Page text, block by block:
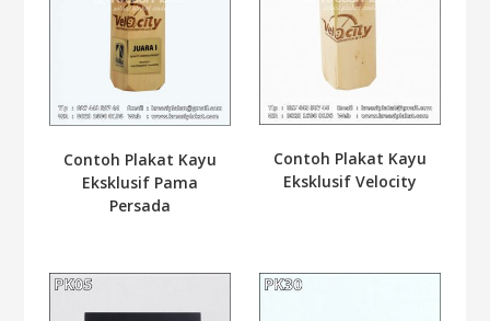
Contoh Plakat Kayu
Eksklusif Pama
Persada
Contoh Plakat Kayu
Eksklusif Velocity